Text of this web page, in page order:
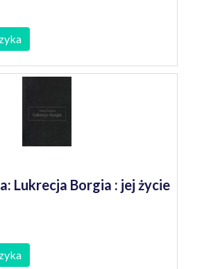
Lukrecja Borgia : jej życie